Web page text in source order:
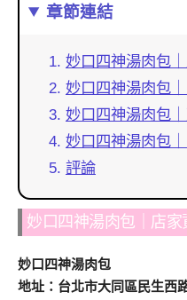
章節連結
妙口四神湯肉包
妙口四神湯肉包
妙口四神湯肉包
妙口四神湯肉包
評論
妙口四神湯肉包｜店家
妙口四神湯肉包
地址：台北市大同區民生西